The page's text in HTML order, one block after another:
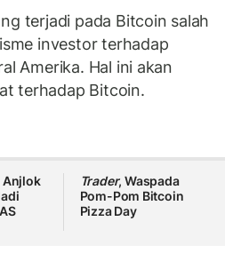
terjadi pada Bitcoin salah
investor terhadap
Amerika. Hal ini akan
terhadap Bitcoin.
Anjlok
Trader, Waspada
Pom-Pom Bitcoin
Pizza Day